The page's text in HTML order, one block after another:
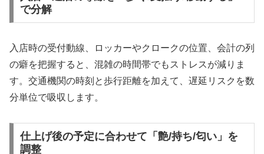
で分解
入店時の受付動線、ロッカーやクロークの位置、会計の列
の癖を把握すると、混雑の時間帯でもストレスが減りま
す。交通機関の時刻と歩行距離を加えて、遅延リスクを数
分単位で吸収します。
仕上げ後の予定に合わせて「艶/持ち/匂い」を
調整